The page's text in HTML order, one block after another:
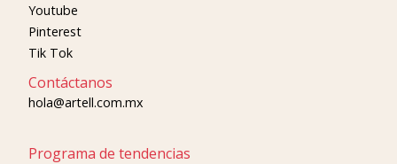
Youtube
Pinterest
Tik Tok
Contáctanos
hola@artell.com.mx
Programa de tendencias